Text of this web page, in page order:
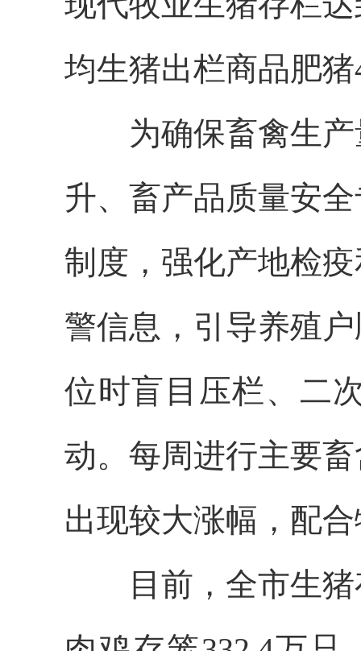
均生猪出栏商品肥
为确保畜禽生产
升、畜产品质量安
制度，强化产地检
警信息，引导养殖
位时盲目压栏、二
动。每周进行主要
出现较大涨幅，配
目前，全市生猪